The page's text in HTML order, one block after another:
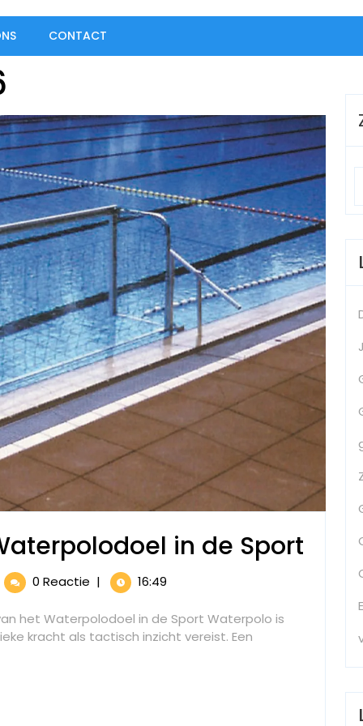
CONTACT
in de Sport
0 Reactie | 16:49
het Waterpolodoel in de Sport Waterpolo is
kracht als tactisch inzicht vereist. Een